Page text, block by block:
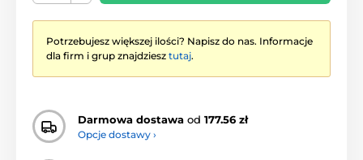
Potrzebujesz większej ilości? Napisz do nas. Informacje
dla firm i grup znajdziesz tutaj.
Darmowa dostawa od 177.56 zł
Opcje dostawy ›